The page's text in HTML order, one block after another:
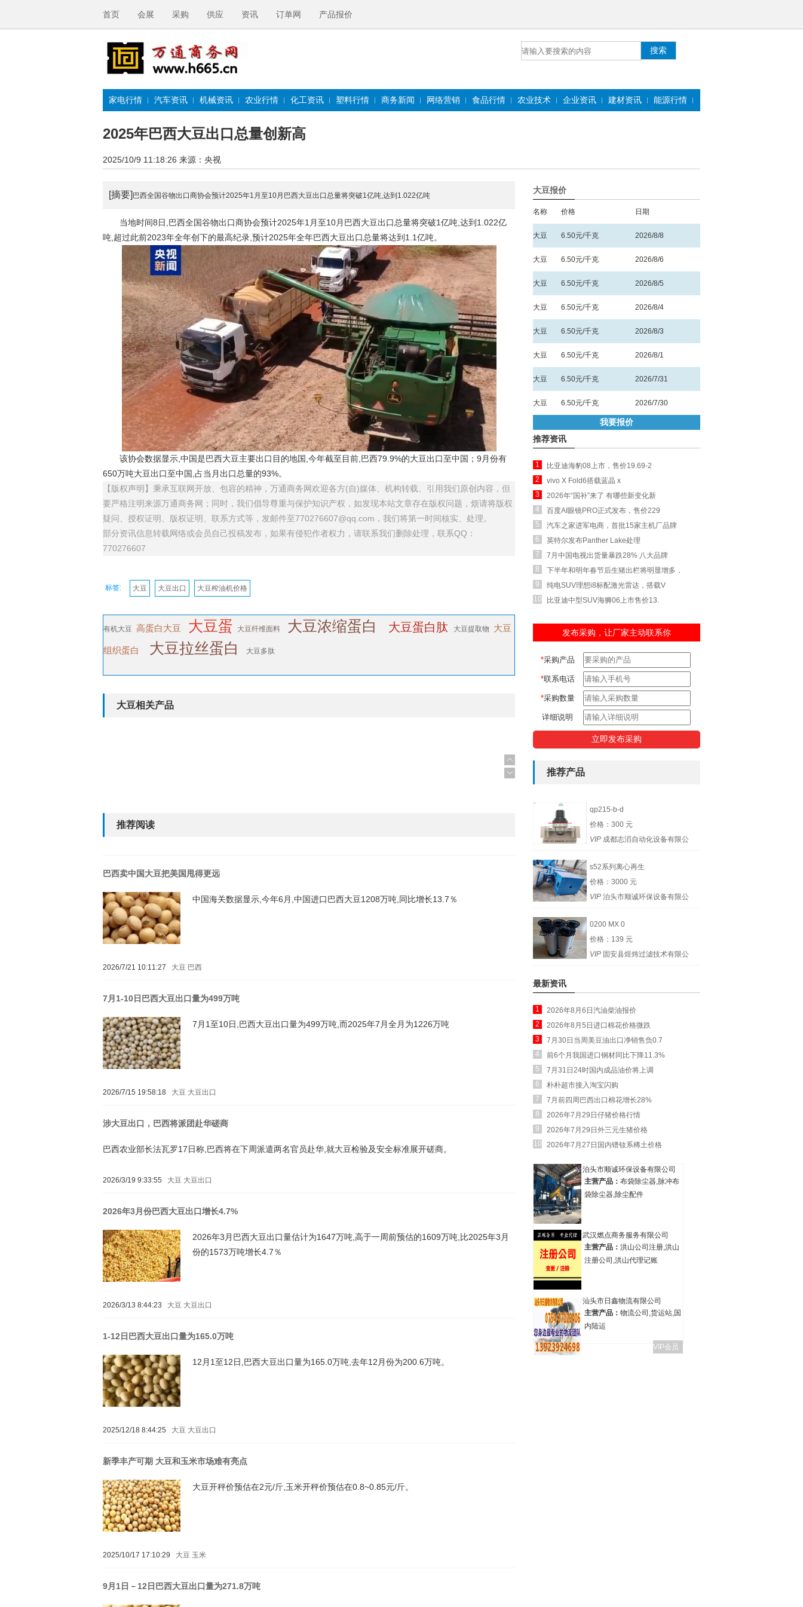
首页 会展 采购 供应 资讯 订单网 产品报价
家电行情 汽车资讯 机械资讯 农业行情 化工资讯 塑料行情 商务新闻 网络营销 食品行情 农业技术 企业资讯 建材资讯 能源行情
2025年巴西大豆出口总量创新高
2025/10/9 11:18:26 来源：央视
[摘要] 巴西全国谷物出口商协会预计2025年1月至10月巴西大豆出口总量将突破1亿吨,达到1.022亿吨
当地时间8日,巴西全国谷物出口商协会预计2025年1月至10月巴西大豆出口总量将突破1亿吨,达到1.022亿
吨,超过此前2023年全年创下的最高纪录,预计2025年全年巴西大豆出口总量将达到1.1亿吨。
该协会数据显示,中国是巴西大豆主要出口目的地国,今年截至目前,巴西79.9%的大豆出口至中国；9月份有
650万吨大豆出口至中国,占当月出口总量的93%。
【版权声明】秉承互联网开放、包容的精神，万通商务网欢迎各方(自)媒体、机构转载、引用我们原创内容，但
要严格注明来源万通商务网；同时，我们倡导尊重与保护知识产权，如发现本站文章存在版权问题，烦请将版权
疑问、授权证明、版权证明、联系方式等，发邮件至770276607@qq.com，我们将第一时间核实、处理。
部分资讯信息转载网络或会员自己投稿发布，如果有侵犯作者权力，请联系我们删除处理，联系QQ：
770276607
标签: 大豆 大豆出口 大豆榨油机价格
有机大豆 高蛋白大豆 大豆蛋 大豆纤维面料 大豆浓缩蛋白 大豆蛋白肽 大豆提取物 大豆
组织蛋白 大豆拉丝蛋白 大豆多肽
大豆相关产品
推荐阅读
巴西卖中国大豆把美国甩得更远
中国海关数据显示,今年6月,中国进口巴西大豆1208万吨,同比增长13.7％
2026/7/21 10:11:27 大豆 巴西
7月1-10日巴西大豆出口量为499万吨
7月1至10日,巴西大豆出口量为499万吨,而2025年7月全月为1226万吨
2026/7/15 19:58:18 大豆 大豆出口
涉大豆出口，巴西将派团赴华磋商
巴西农业部长法瓦罗17日称,巴西将在下周派遣两名官员赴华,就大豆检验及安全标准展开磋商。
2026/3/19 9:33:55 大豆 大豆出口
2026年3月份巴西大豆出口增长4.7%
2026年3月巴西大豆出口量估计为1647万吨,高于一周前预估的1609万吨,比2025年3月
份的1573万吨增长4.7％
2026/3/13 8:44:23 大豆 大豆出口
1-12日巴西大豆出口量为165.0万吨
12月1至12日,巴西大豆出口量为165.0万吨,去年12月份为200.6万吨。
2025/12/18 8:44:25 大豆 大豆出口
新季丰产可期 大豆和玉米市场难有亮点
大豆开秤价预估在2元/斤,玉米开秤价预估在0.8~0.85元/斤。
2025/10/17 17:10:29 大豆 玉米
9月1日－12日巴西大豆出口量为271.8万吨
大豆报价
名称 价格 日期
大豆 6.50元/千克 2026/8/8
大豆 6.50元/千克 2026/8/6
大豆 6.50元/千克 2026/8/5
大豆 6.50元/千克 2026/8/4
大豆 6.50元/千克 2026/8/3
大豆 6.50元/千克 2026/8/1
大豆 6.50元/千克 2026/7/31
大豆 6.50元/千克 2026/7/30
我要报价
推荐资讯
1
比亚迪海豹08上市，售价19.69-2
2
vivo X Fold6搭载蓝晶 x
3
2026年“国补”来了 有哪些新变化新
4
百度AI眼镜PRO正式发布，售价229
5
汽车之家进军电商，首批15家主机厂品牌
6
英特尔发布Panther Lake处理
7
7月中国电视出货量暴跌28% 八大品牌
8
下半年和明年春节后生猪出栏将明显增多，
9
纯电SUV理想i8标配激光雷达，搭载V
10
比亚迪中型SUV海狮06上市售价13.
发布采购，让厂家主动联系你
*采购产品
*联系电话
*采购数量
详细说明
推荐产品
qp215-b-d
价格：300 元
VIP 成都志滔自动化设备有限公
s52系列离心再生
价格：3000 元
VIP 泊头市顺诚环保设备有限公
0200 MX 0
价格：139 元
VIP 固安县煜炜过滤技术有限公
最新资讯
1
2026年8月6日汽油柴油报价
2
2026年8月5日进口棉花价格微跌
3
7月30日当周美豆油出口净销售负0.7
4
前6个月我国进口钢材同比下降11.3%
5
7月31日24时国内成品油价将上调
6
朴朴超市接入淘宝闪购
7
7月前四周巴西出口棉花增长28%
8
2026年7月29日仔猪价格行情
9
2026年7月29日外三元生猪价格
10
2026年7月27日国内镨钕系稀土价格
VIP会员
泊头市顺诚环保设备有限公司
主营产品： 布袋除尘器,脉冲布
袋除尘器,除尘配件
武汉燃点商务服务有限公司
主营产品： 洪山公司注册,洪山
注册公司,洪山代理记账
汕头市日鑫物流有限公司
主营产品： 物流公司,货运站,国
内陆运